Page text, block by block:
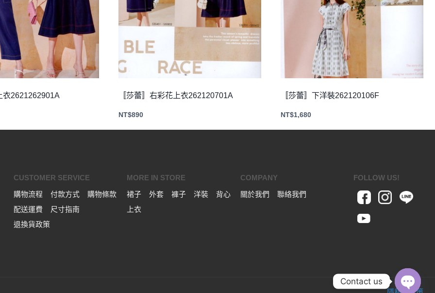
衣2621262901A 〚莎蕾〛右彩花上衣262120701A
NT$890
〚莎蕾〛下洋裝262120106F
NT$1,680
CUSTOMER SERVICE
購物流程
付款方式
購物條款
配送運費
尺寸指南
退換貨政策
MORE IN STORE
裙子
外套 褲子 洋裝
背心
上衣
COMPANY
關於我們
聯絡我們
FOLLOW US!
Contact us